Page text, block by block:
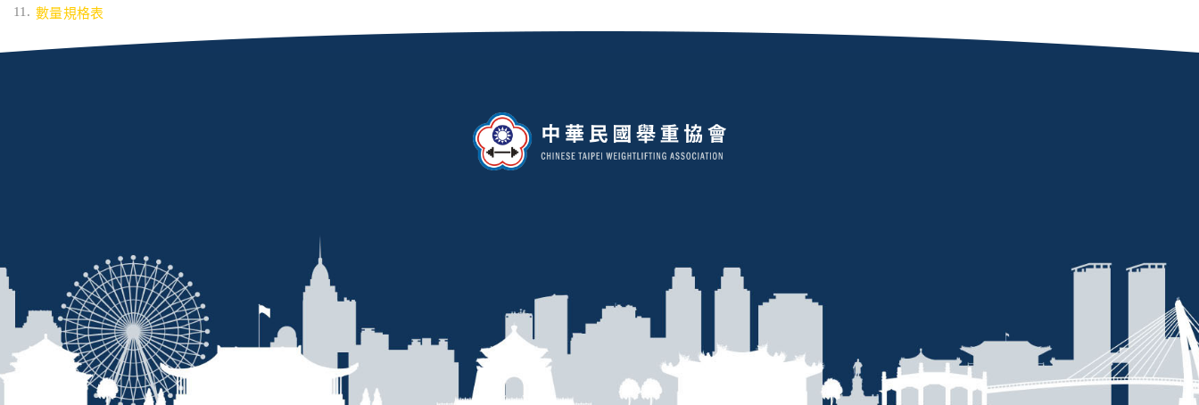
數量規格表